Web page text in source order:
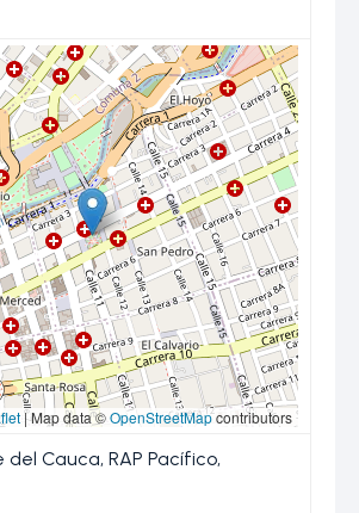
|Map data ©OpenStreetMapcontributors
del Cauca, RAP Pacífico,